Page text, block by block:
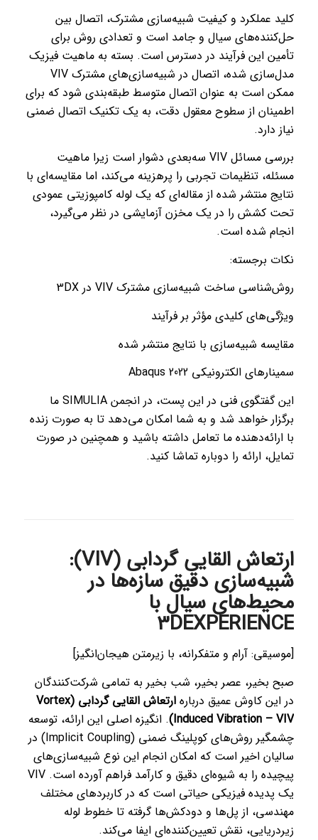
کلید عملکرد و کیفیت شبیه‌سازی مشترک، اتصال بین
حل‌کننده‌های سیال و جامد است و تعدادی روش برای
تأمین این فرآیند در دسترس است. بسته به ماهیت فیزیک
مدل‌سازی شده، اتصال در شبیه‌سازی‌های مشترک VIV
ممکن است به عنوان اتصال متوسط ​​طبقه‌بندی شود که برای
اطمینان از سطوح معقول دقت، به یک تکنیک اتصال ضمنی
نیاز دارد.
بررسی مسائل VIV سه‌بعدی دشوار است زیرا ماهیت
مسئله، تنظیمات تجربی را پرهزینه می‌کند، اما مقایسه‌ای با
نتایج منتشر شده از مقاله‌ای که یک لوله کامپوزیتی عمودی
تحت کشش را در یک مخزن آزمایشی در نظر می‌گیرد،
انجام شده است.
نکات برجسته:
روش‌شناسی ساخت شبیه‌سازی مشترک VIV در 3DX
ویژگی‌های کلیدی مؤثر بر فرآیند
مقایسه شبیه‌سازی با نتایج منتشر شده
سمینارهای الکترونیکی 2022 Abaqus
این گفتگوی فنی در این پست، در انجمن SIMULIA ما
برگزار خواهد شد و به شما امکان می‌دهد تا به صورت زنده
با ارائه‌دهنده ما تعامل داشته باشید و همچنین در صورت
تمایل، ارائه را دوباره تماشا کنید.
ارتعاش القایی گردابی (VIV):
شبیه‌سازی دقیق سازه‌ها در
محیط‌های سیال با
3DEXPERIENCE
[موسیقی: آرام و متفکرانه، با زیرمتن هیجان‌انگیز]
صبح بخیر، عصر بخیر، شب بخیر به تمامی شرکت‌کنندگان
در این کاوش عمیق درباره
ارتعاش القایی گردابی (Vortex
Induced Vibration – VIV) . انگیزه اصلی این ارائه، توسعه
چشمگیر روش‌های کوپلینگ ضمنی (Implicit Coupling) در
سالیان اخیر است که امکان انجام این نوع شبیه‌سازی‌های
پیچیده را به شیوه‌ای دقیق و کارآمد فراهم آورده است. VIV
یک پدیده فیزیکی حیاتی است که در کاربردهای مختلف
مهندسی، از پل‌ها و دودکش‌ها گرفته تا خطوط لوله
زیردریایی، نقش تعیین‌کننده‌ای ایفا می‌کند.